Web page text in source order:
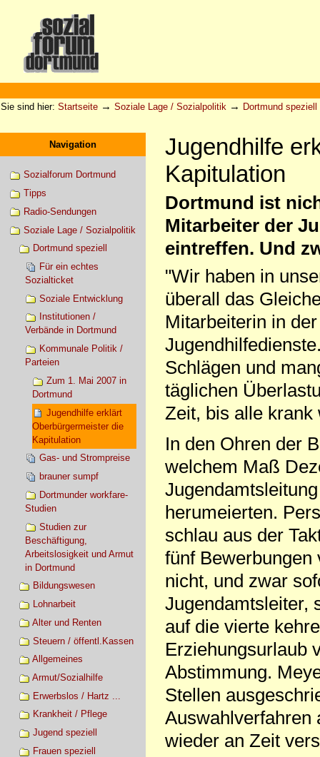
Werkzeuge
Sie sind hier: Startseite → Soziale Lage / Sozialpolitik → Dortmund speziell
Navigation
Sozialforum Dortmund
Tipps
Radio-Sendungen
Soziale Lage / Sozialpolitik
Dortmund speziell
Für ein echtes
Sozialticket
Soziale Entwicklung
Institutionen /
Verbände in Dortmund
Kommunale Politik /
Parteien
Zum 1. Mai 2007 in
Dortmund
Jugendhilfe erklärt
Oberbürgermeister die
Kapitulation
Gas- und Strompreise
brauner sumpf
Dortmunder workfare-
Studien
Studien zur
Beschäftigung,
Arbeitslosigkeit und Armut
in Dortmund
Bildungswesen
Lohnarbeit
Alter und Renten
Steuern / öffentl.Kassen
Allgemeines
Armut/Sozialhilfe
Erwerbslos / Hartz ...
Krankheit / Pflege
Jugend speziell
Frauen speziell
Jugendhilfe
Kapitulation
Dortmund ist
Mitarbeiter der
eintreffen. Und
"Wir haben in
überall das
Mitarbeiterin in
Schlägen und
täglichen
Zeit, bis alle krank
In den Ohren der
welchem Maß
herumeierten.
schlau aus der
fünf
nicht, und zwar
Jugendamtsleiter,
auf die vierte
Erziehungsurlaub
Abstimmung.
Stellen
Auswahlverfahren
wieder an Zeit